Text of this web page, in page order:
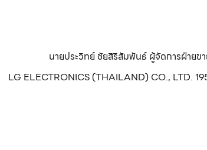
นายประวิทย์ ชัยสิริสัมพันธ์ ผู้จัดการฝ่ายข
LG ELECTRONICS (THAILAND) CO., LTD.